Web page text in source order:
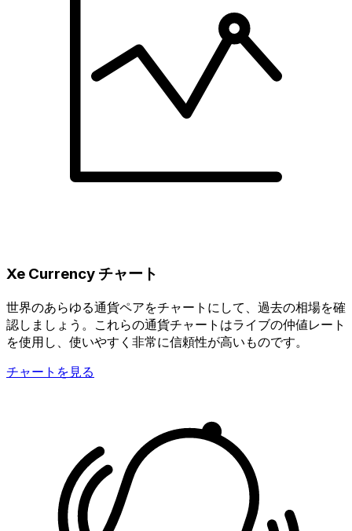
Xe Currency チャート
世界のあらゆる通貨ペアをチャートにして、過去の相場を確
認しましょう。これらの通貨チャートはライブの仲値レート
を使用し、使いやすく非常に信頼性が高いものです。
チャートを見る